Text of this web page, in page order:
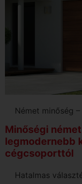
Német minőség
Minőségi
legmodernebb
cégcsoporttól
Hatalmas